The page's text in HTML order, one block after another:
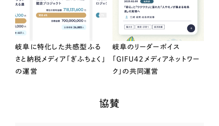
岐阜に特化した共感型ふる
さと納税メディア「ぎふちょく」
の運営
岐阜のリーダーボイス
「GIFU42メディアネットワー
ク」の共同運営
協賛